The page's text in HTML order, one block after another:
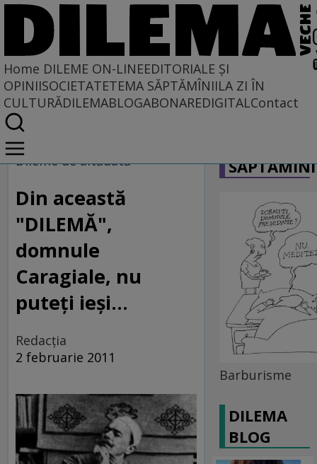
Home DILEME ON-LINEEDITORIALE ȘI
OPINIISOCIETATETEMA SĂPTĂMÎNIILA ZI ÎN
CULTURĂDILEMABLOGABONAREDIGITALContact
Home
Dileme on-line
Dileme de altădată
Din această
"DILEMĂ",
domnule
Caragiale, nu
puteţi ieşi...
Redacţia
2 februarie 2011
Barburisme
DILEMA
BLOG